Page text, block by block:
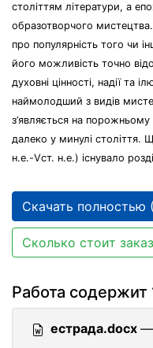
століттям літератури, а
образотворчого мистецтва.
про популярність того чи
його можливість точно
духовні цінності, надії та
наймолодший з видів
з’являється на порожньому
далеко у минулі століття.
н.е.-Vст. н.е.) існувало
Скачать полностью
Сколько стоит
Работа содержит
естрада.docx —